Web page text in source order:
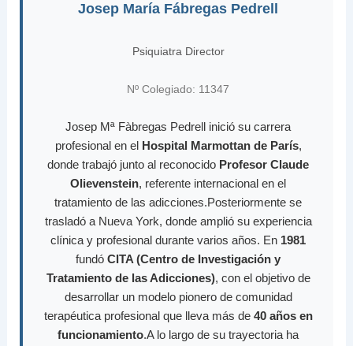
Josep María Fábregas Pedrell
Psiquiatra Director
Nº Colegiado: 11347
Josep Mª Fàbregas Pedrell inició su carrera
profesional en el Hospital Marmottan de París,
donde trabajó junto al reconocido Profesor Claude
Olievenstein, referente internacional en el
tratamiento de las adicciones.Posteriormente se
trasladó a Nueva York, donde amplió su experiencia
clínica y profesional durante varios años. En 1981
fundó CITA (Centro de Investigación y
Tratamiento de las Adicciones), con el objetivo de
desarrollar un modelo pionero de comunidad
terapéutica profesional que lleva más de 40 años en
funcionamiento.A lo largo de su trayectoria ha